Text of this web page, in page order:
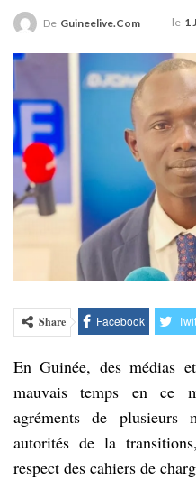
De Guineelive.com le 1
Share Facebook
En Guinée, des médias
mauvais temps en ce
agréments de plusieurs
autorités de la
respect des cahiers de